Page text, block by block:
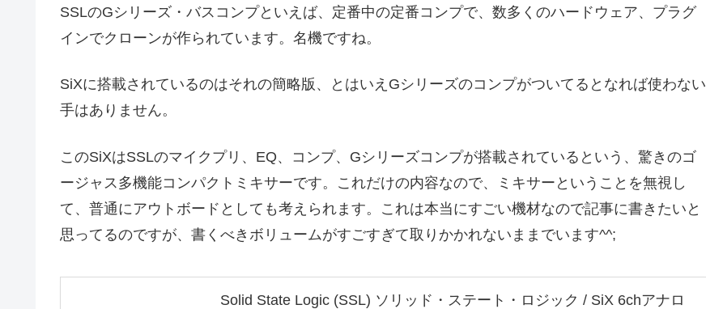
SSLのGシリーズ・バスコンプといえば、定番中の定番コンプで、数多くのハードウェア、プラグ
インでクローンが作られています。名機ですね。
SiXに搭載されているのはそれの簡略版、とはいえGシリーズのコンプがついてるとなれば使わない
手はありません。
このSiXはSSLのマイクプリ、EQ、コンプ、Gシリーズコンプが搭載されているという、驚きのゴ
ージャス多機能コンパクトミキサーです。これだけの内容なので、ミキサーということを無視し
て、普通にアウトボードとしても考えられます。これは本当にすごい機材なので記事に書きたいと
思ってるのですが、書くべきボリュームがすごすぎて取りかかれないままでいます^^;
Solid State Logic (SSL) ソリッド・ステート・ロジック / SiX 6chアナロ